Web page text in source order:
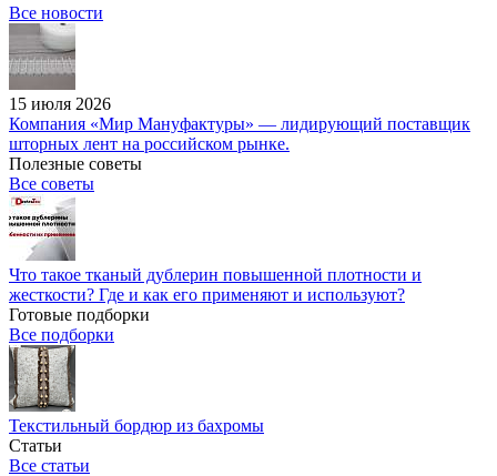
Все новости
15 июля 2026
Компания «Мир Мануфактуры» — лидирующий поставщик
шторных лент на российском рынке.
Полезные советы
Все советы
Что такое тканый дублерин повышенной плотности и
жесткости? Где и как его применяют и используют?
Готовые подборки
Все подборки
Текстильный бордюр из бахромы
Статьи
Все статьи